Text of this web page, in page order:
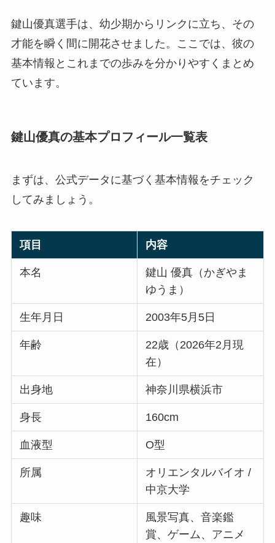
鍵山優真選手は、幼少期からリンクに立ち、その
才能を瞬く間に開花させました。ここでは、彼の
基本情報とこれまでの歩みを分かりやすくまとめ
ています。
鍵山優真の基本プロフィール一覧表
まずは、公式データに基づく基本情報をチェック
してみましょう。
項目 内容
本名
鍵山 優真（かぎやま
ゆうま）
生年月日 2003年5月5日
年齢
22歳（2026年2月現
在）
出身地 神奈川県横浜市
身長 160cm
血液型 O型
所属
オリエンタルバイオ /
中京大学
趣味
風景写真、音楽鑑
賞、ゲーム、アニメ